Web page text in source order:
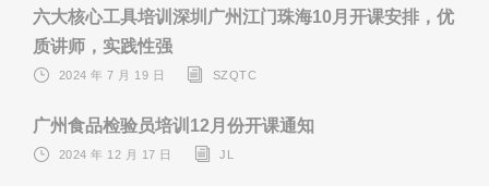
六大核心工具培训深圳广州江门珠海10月开课安排，优
质讲师，实践性强
2024 年 7 月 19 日 SZQTC
广州食品检验员培训12月份开课通知
2024 年 12 月 17 日 JL